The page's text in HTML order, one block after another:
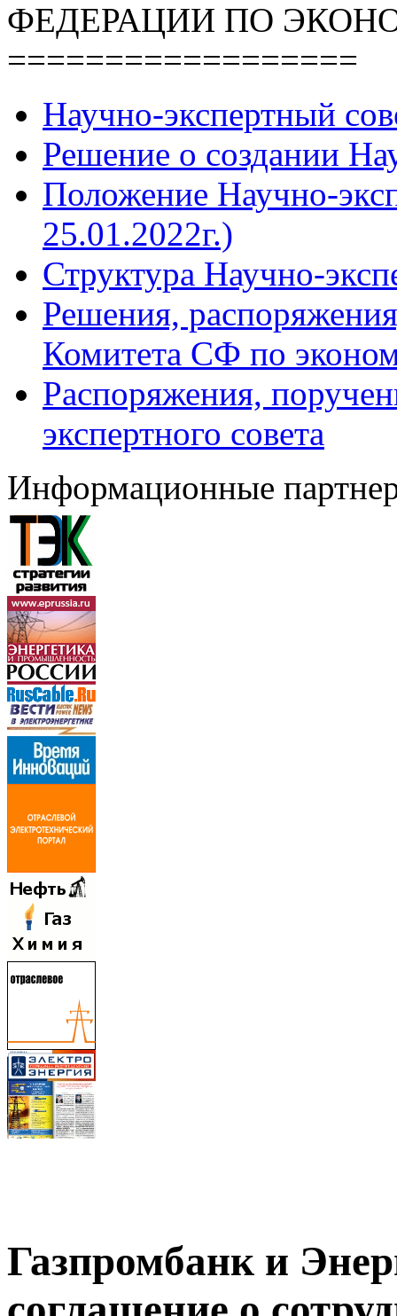
ФЕДЕРАЦИИ ПО
==================
Научно-экспертный
Решение о создании
Положение Научно-
25.01.2022г.)
Структура Научно-
Решения,
Комитета СФ по
Распоряжения,
экспертного совета
Информационные
Газпромбанк и